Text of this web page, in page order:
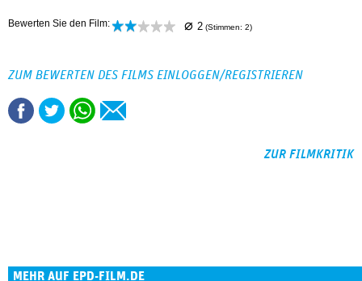
Bewerten Sie den Film: ⌀ 2 (Stimmen: 2)
ZUM BEWERTEN DES FILMS EINLOGGEN/REGISTRIEREN
ZUR FILMKRITIK
MEHR AUF EPD-FILM.DE